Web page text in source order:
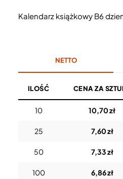
Kalendarz książkowy B6
NETTO
ILOŚĆ CENA ZA
10 10,70 zł
25 7,60 zł
50 7,33 zł
100 6,86 zł